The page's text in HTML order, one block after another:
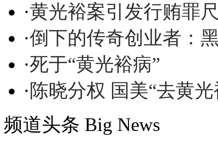
·黄光裕案引发行贿罪
·倒下的传奇创业者：
·死于“黄光裕病”
·陈晓分权 国美“去黄
频道头条 Big News